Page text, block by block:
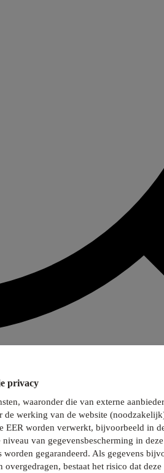
privacy
waaronder die van externe
de werking van de website
EER worden verwerkt, bijvoorbeeld in
niveau van gegevensbescherming in
gegarandeerd. Als gegevens
overgedragen, bestaat het risico dat deze